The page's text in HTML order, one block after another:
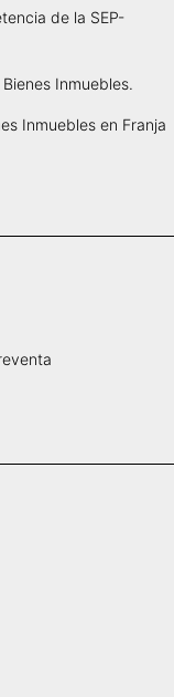
de la SEP-
Inmuebles.
Inmuebles en Franja